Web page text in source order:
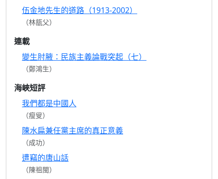
伍金地先生的道路（1913-2002）
（林瓿父）
連載
變生肘腋：民族主義論戰突起（七）
（鄭鴻生）
海峽短評
我們都是中國人
（瘦叟）
陳水扁兼任黨主席的真正意義
（成功）
遭竊的唐山話
（陳祖閩）